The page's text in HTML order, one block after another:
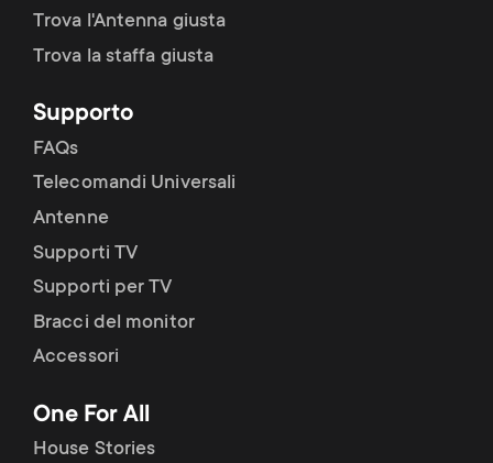
Trova l'Antenna giusta
Trova la staffa giusta
Supporto
FAQs
Telecomandi Universali
Antenne
Supporti TV
Supporti per TV
Bracci del monitor
Accessori
One For All
House Stories